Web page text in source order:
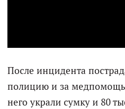
После инцидента
полицию и за
него украли сумку и 80